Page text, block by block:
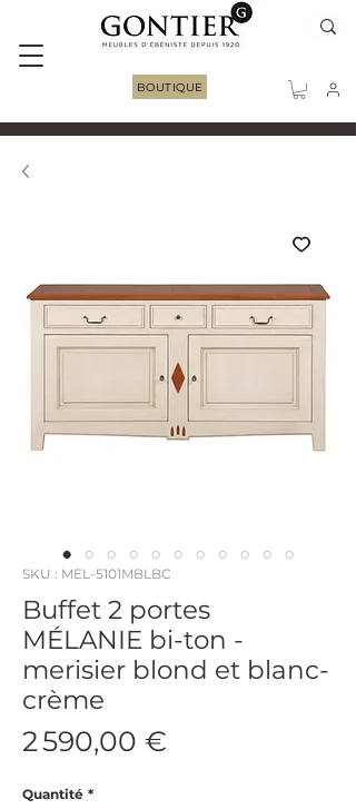
BOUTIQUE
SKU : MEL-5101MBLBC
Buffet 2 portes
MÉLANIE bi-ton -
merisier blond et blanc-
crème
2 590,00 €
Quantité *